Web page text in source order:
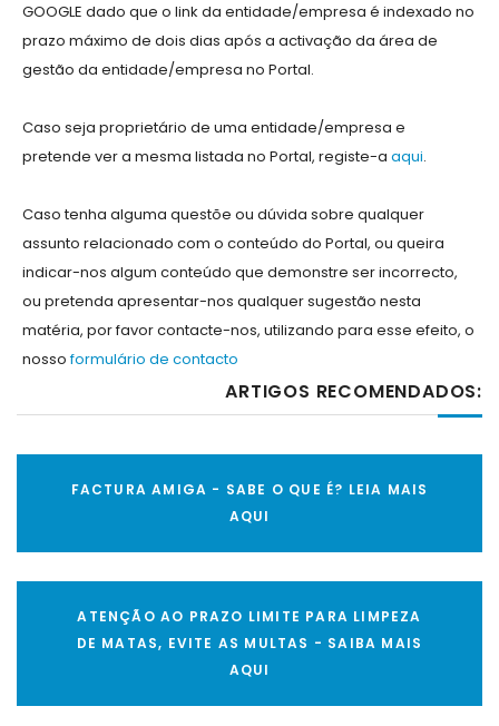
GOOGLE dado que o link da entidade/empresa é indexado no
prazo máximo de dois dias após a activação da área de
gestão da entidade/empresa no Portal.
Caso seja proprietário de uma entidade/empresa e
pretende ver a mesma listada no Portal, registe-a aqui.
Caso tenha alguma questõe ou dúvida sobre qualquer
assunto relacionado com o conteúdo do Portal, ou queira
indicar-nos algum conteúdo que demonstre ser incorrecto,
ou pretenda apresentar-nos qualquer sugestão nesta
matéria, por favor contacte-nos, utilizando para esse efeito, o
nossoformulário de contacto
ARTIGOS RECOMENDADOS:
FACTURA AMIGA - SABE O QUE É? LEIA MAIS
AQUI
ATENÇÃO AO PRAZO LIMITE PARA LIMPEZA
DE MATAS, EVITE AS MULTAS - SAIBA MAIS
AQUI